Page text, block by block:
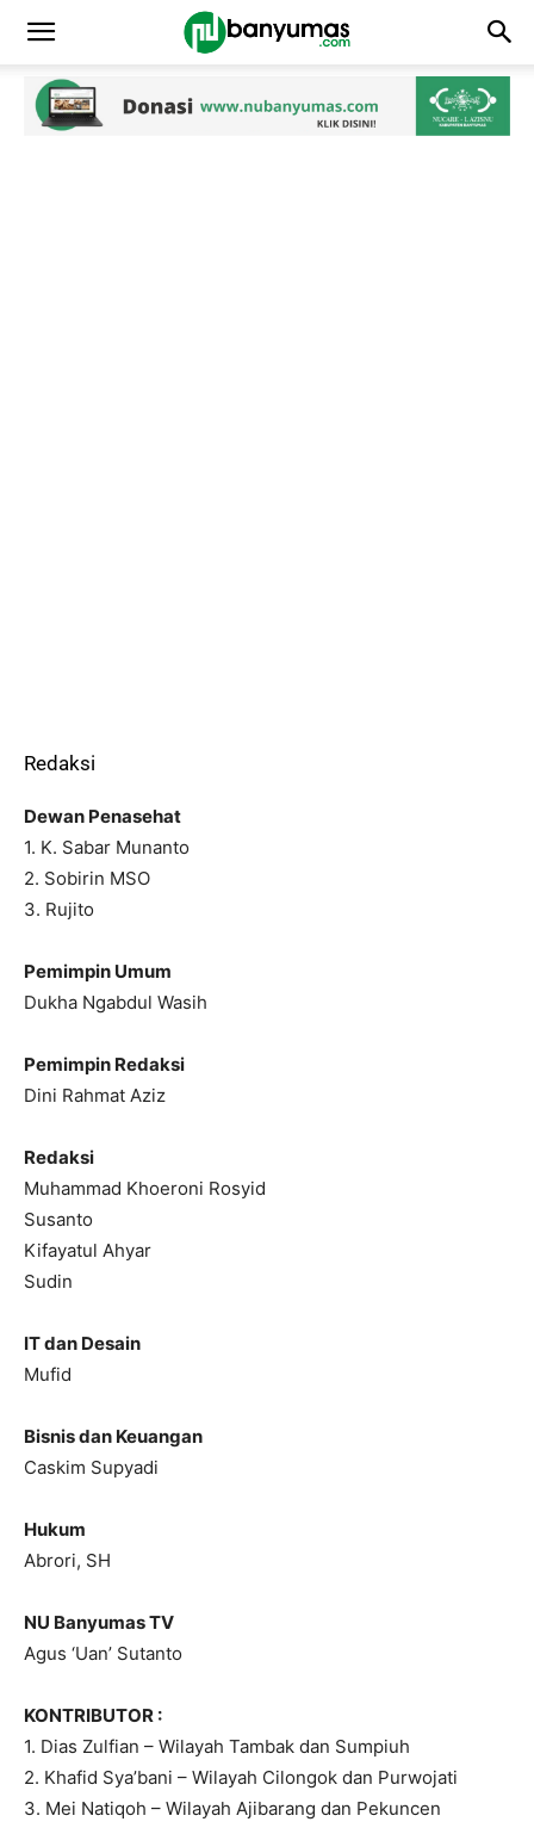
Redaksi
Dewan Penasehat
1. K. Sabar Munanto
2. Sobirin MSO
3. Rujito
Pemimpin Umum
Dukha Ngabdul Wasih
Pemimpin Redaksi
Dini Rahmat Aziz
Redaksi
Muhammad Khoeroni Rosyid
Susanto
Kifayatul Ahyar
Sudin
IT dan Desain
Mufid
Bisnis dan Keuangan
Caskim Supyadi
Hukum
Abrori, SH
NU Banyumas TV
Agus ‘Uan’ Sutanto
KONTRIBUTOR :
1. Dias Zulfian – Wilayah Tambak dan Sumpiuh
2. Khafid Sya’bani – Wilayah Cilongok dan Purwojati
3. Mei Natiqoh – Wilayah Ajibarang dan Pekuncen